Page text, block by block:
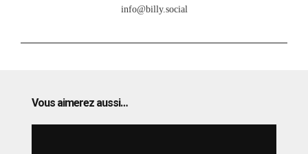
info@billy.social
Vous aimerez aussi…